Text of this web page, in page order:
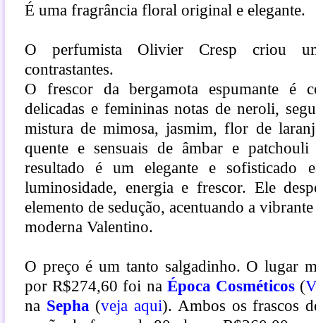
É uma fragrância floral original e elegante.
O perfumista Olivier Cresp criou
contrastantes.
O frescor da bergamota espumante é
delicadas e femininas notas de neroli,
mistura de mimosa, jasmim, flor de
quente e sensuais de âmbar e
resultado é um elegante e sofisticado
luminosidade, energia e frescor. Ele
elemento de sedução, acentuando a
moderna Valentino.
O preço é um tanto salgadinho. O lugar
por R$274,60 foi na Época Cosméticos (
na Sepha (veja aqui). Ambos os frascos